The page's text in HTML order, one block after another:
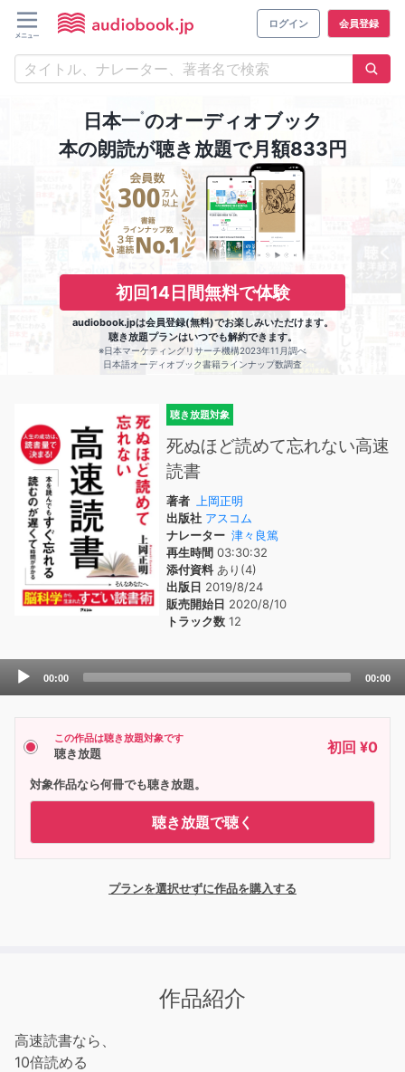
ログイン 会員登録
日本一※のオーディオブック
本の朗読が聴き放題で月額833円
初回14日間無料で体験
audiobook.jpは会員登録(無料)でお楽しみいただけます。
聴き放題プランはいつでも解約できます。
※日本マーケティングリサーチ機構2023年11月調べ
日本語オーディオブック書籍ラインナップ数調査
聴き放題対象
死ぬほど読めて忘れない高速
読書
著者
上岡正明
出版社 アスコム
ナレーター 津々良篤
再生時間 03:30:32
添付資料あり(4)
出版日 2019/8/24
販売開始日 2020/8/10
トラック数 12
Audio
00:00 00:00
この作品は聴き放題対象です
聴き放題 初回 ¥0
対象作品なら何冊でも聴き放題。
聴き放題で聴く
プランを選択せずに作品を購入する
作品紹介
高速読書なら、
10倍読める